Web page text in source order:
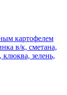
картофелем
в/к, сметана,
зелень,